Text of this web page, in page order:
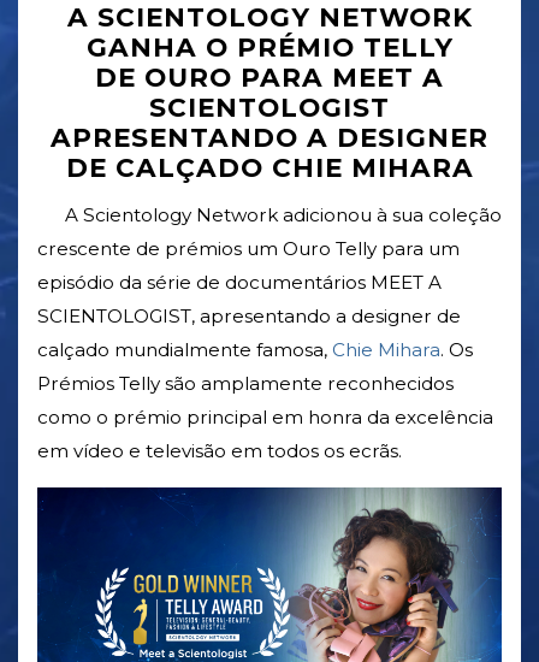
A SCIENTOLOGY NETWORK
GANHA O PRÉMIO TELLY
DE OURO PARA MEET A
SCIENTOLOGIST
APRESENTANDO A DESIGNER
DE CALÇADO CHIE MIHARA
A Scientology Network adicionou à sua coleção
crescente de prémios um Ouro Telly para um
episódio da série de documentários MEET A
SCIENTOLOGIST, apresentando a designer de
calçado mundialmente famosa, Chie Mihara. Os
Prémios Telly são amplamente reconhecidos
como o prémio principal em honra da excelência
em vídeo e televisão em todos os ecrãs.